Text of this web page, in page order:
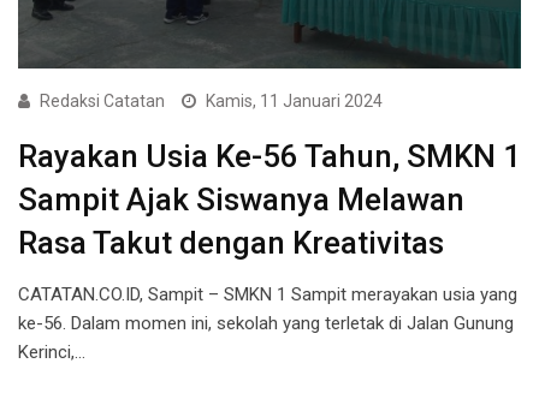
Redaksi Catatan Kamis, 11 Januari 2024
Rayakan Usia Ke-56 Tahun, SMKN 1
Sampit Ajak Siswanya Melawan
Rasa Takut dengan Kreativitas
CATATAN.CO.ID, Sampit – SMKN 1 Sampit merayakan usia yang
ke-56. Dalam momen ini, sekolah yang terletak di Jalan Gunung
Kerinci,…